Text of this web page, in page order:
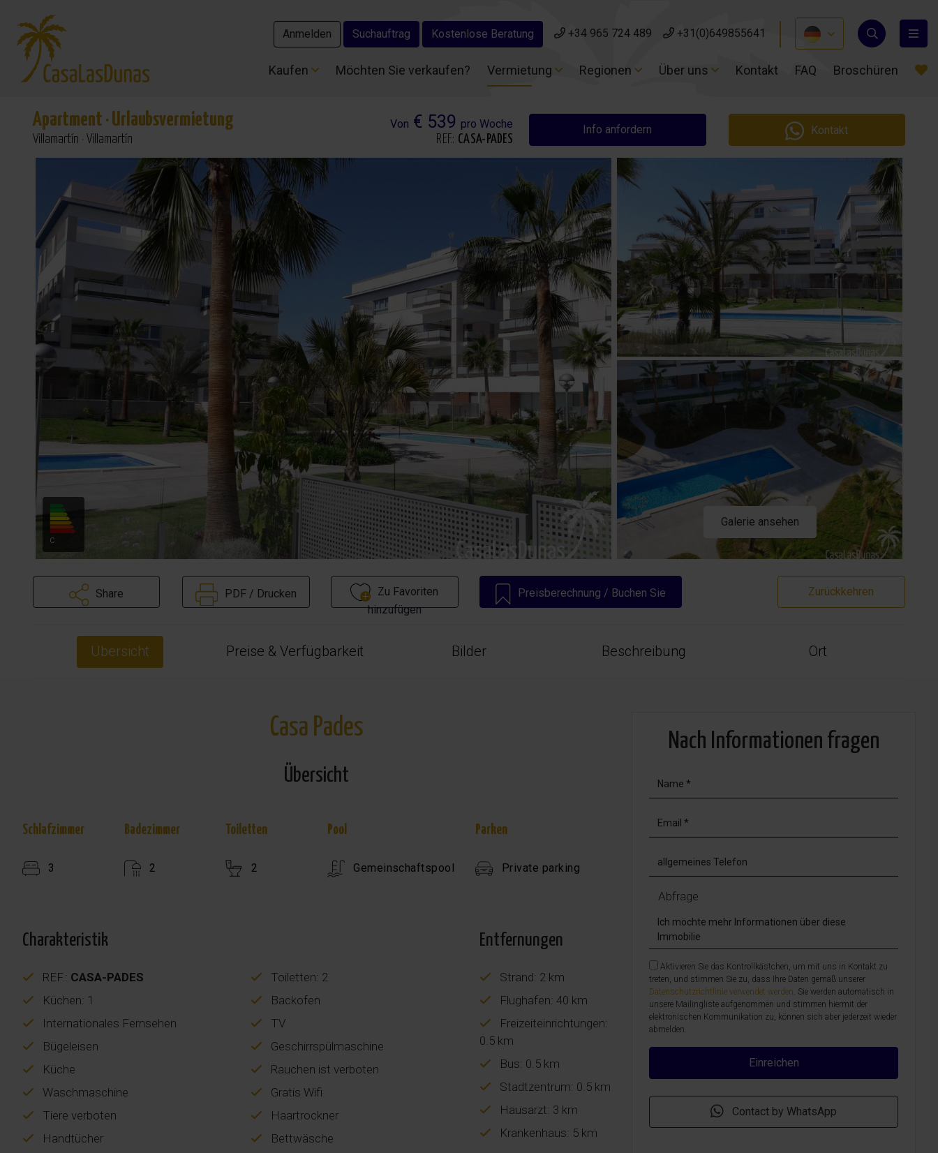
Anmelden Suchauftrag Kostenlose Beratung +34 965 724 489 +31(0)649855641
Kaufen Möchten Sie verkaufen? Vermietung Regionen Über uns Kontakt FAQ Broschüren
Anmelden Suchauftrag Kostenlose Beratung +34 965 724 489 +31(0)649855641
Kaufen Möchten Sie verkaufen? Vermietung Regionen Über uns Kontakt FAQ Broschüren
Apartment ·Urlaubsvermietung
Villamartín · Villamartín
Von € 539 pro Woche
REF.: CASA-PADES
Info anfordern Kontakt
C
Galerie ansehen
Share PDF / Drucken
Zu Favoriten
hinzufügen
Preisberechnung / Buchen Sie
jetzt!
Zurückkehren
Übersicht Preise & Verfügbarkeit Bilder Beschreibung Ort
Casa Pades
Übersicht
Schlafzimmer
3
Badezimmer
2
Toiletten
2
Pool
Gemeinschaftspool
Parken
Private parking
Charakteristik
REF.: CASA-PADES
Toiletten: 2
Küchen: 1
Backofen
Internationales Fernsehen
TV
Bügeleisen
Geschirrspülmaschine
Küche
Rauchen ist verboten
Waschmaschine
Gratis Wifi
Tiere verboten
Haartrockner
Handtücher
Bettwäsche
Entfernungen
Strand: 2 km
Flughafen: 40 km
Freizeiteinrichtungen:
0.5 km
Bus: 0.5 km
Stadtzentrum: 0.5 km
Hausarzt: 3 km
Krankenhaus: 5 km
Nach Informationen fragen
Abfrage
Aktivieren Sie das Kontrollkästchen, um mit uns in Kontakt zu
treten, und stimmen Sie zu, dass Ihre Daten gemäß unserer
Datenschutzrichtlinie verwendet werden . Sie werden automatisch in
unsere Mailingliste aufgenommen und stimmen hiermit der
elektronischen Kommunikation zu, können sich aber jederzeit wieder
abmelden.
Contact by WhatsApp